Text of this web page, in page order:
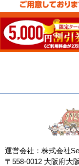
運営会社：株式会社
〒558-0012 大阪府大